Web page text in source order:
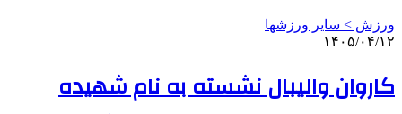
ورزش > سایر ورزشها
۱۴۰۵/۰۴/۱۲
کاروان والیبال نشسته به نام شهیده